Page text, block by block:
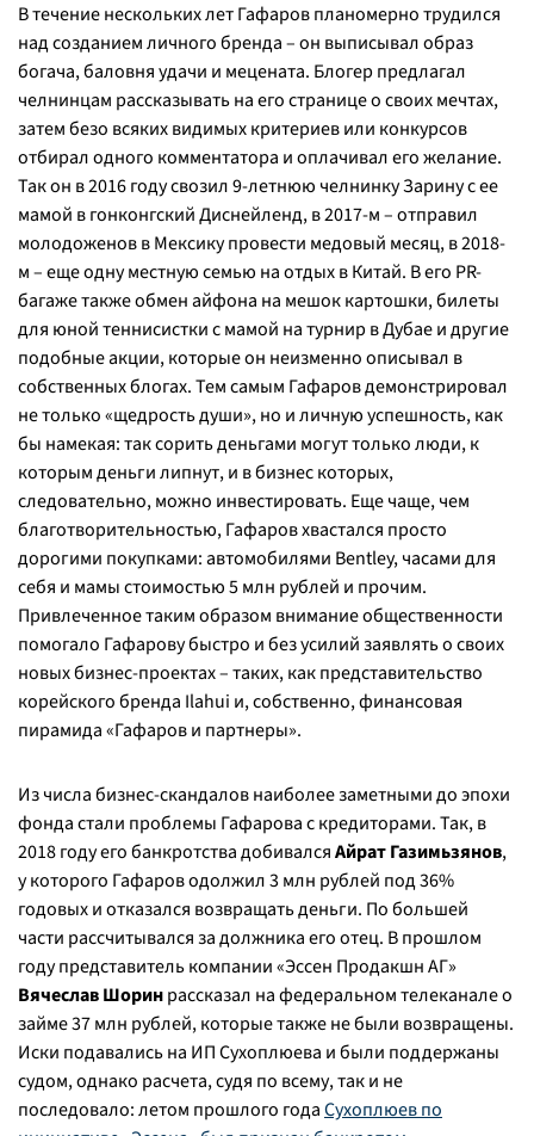
В течение нескольких лет Гафаров планомерно трудился
над созданием личного бренда – он выписывал образ
богача, баловня удачи и мецената. Блогер предлагал
челнинцам рассказывать на его странице о своих мечтах,
затем безо всяких видимых критериев или конкурсов
отбирал одного комментатора и оплачивал его желание.
Так он в 2016 году свозил 9-летнюю челнинку Зарину с ее
мамой в гонконгский Диснейленд, в 2017-м – отправил
молодоженов в Мексику провести медовый месяц, в 2018-
м – еще одну местную семью на отдых в Китай. В его PR-
багаже также обмен айфона на мешок картошки, билеты
для юной теннисистки с мамой на турнир в Дубае и другие
подобные акции, которые он неизменно описывал в
собственных блогах. Тем самым Гафаров демонстрировал
не только «щедрость души», но и личную успешность, как
бы намекая: так сорить деньгами могут только люди, к
которым деньги липнут, и в бизнес которых,
следовательно, можно инвестировать. Еще чаще, чем
благотворительностью, Гафаров хвастался просто
дорогими покупками: автомобилями Bentley, часами для
себя и мамы стоимостью 5 млн рублей и прочим.
Привлеченное таким образом внимание общественности
помогало Гафарову быстро и без усилий заявлять о своих
новых бизнес-проектах – таких, как представительство
корейского бренда Ilahui и, собственно, финансовая
пирамида «Гафаров и партнеры».
Из числа бизнес-скандалов наиболее заметными до эпохи
фонда стали проблемы Гафарова с кредиторами. Так, в
2018 году его банкротства добивалсяАйрат Газимьзянов,
у которого Гафаров одолжил 3 млн рублей под 36%
годовых и отказался возвращать деньги. По большей
части рассчитывался за должника его отец. В прошлом
году представитель компании «Эссен Продакшн АГ»
Вячеслав Шоринрассказал на федеральном телеканале о
займе 37 млн рублей, которые также не были возвращены.
Иски подавались на ИП Сухоплюева и были поддержаны
судом, однако расчета, судя по всему, так и не
последовало: летом прошлого годаСухоплюев по